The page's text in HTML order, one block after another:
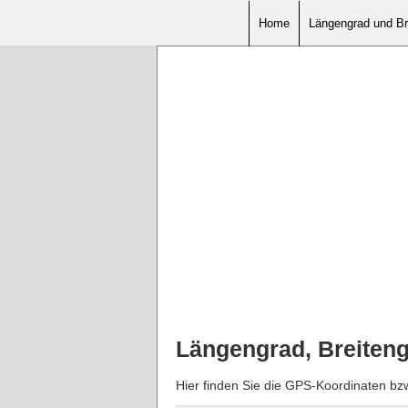
Home Längengrad und
Längengrad,
Hier finden Sie die GPS-Koordinaten